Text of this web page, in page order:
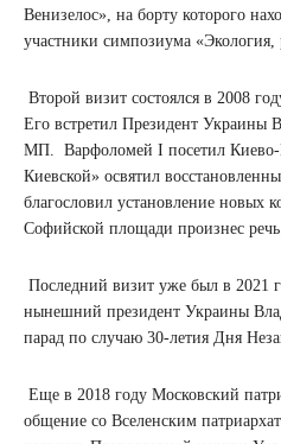
Венизелос», на борту которого
участники симпозиума
Второй визит состоялся в 2008
Его встретил Президент
МП. Варфоломей I посетил
Киевской» освятил
благословил установление новых
Софийской площади произнес
Последний визит уже был в 2021
нынешний президент Украины
парад по случаю 30-летия Дня
Еще в 2018 году Московский
общение со Вселенским